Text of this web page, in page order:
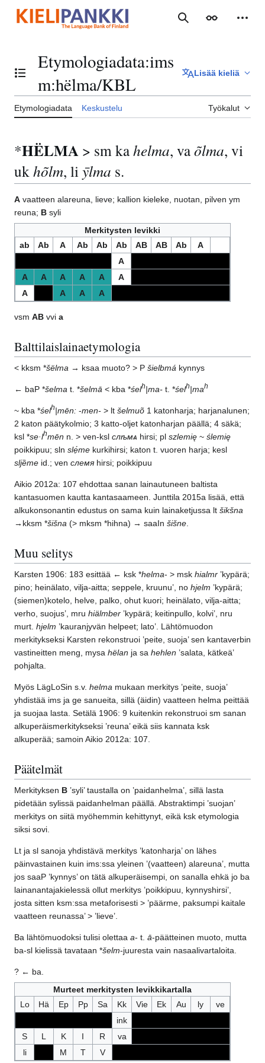
sisältöön
Haku Ulkoasu
Vaihda sisällysluettelo
Etymologiadata:ims
m:hëlma/KBL
Lisää kieliä
Etymologiadata Keskustelu Työkalut
*HËLMA > sm kahelma, vaõlma, vi
uk hõlm, li ȳlma s.
A vaatteen alareuna, lieve; kallion kieleke, nuotan, pilven ym
reuna; B syli
Merkitysten levikki
ab
Ab A Ab Ab Ab AB AB Ab
A
A
A
A A A A
A
A
A A A
vsm AB vvi a
Balttilaislainaetymologia
< kksm *šëlma → ksaa muoto? > P šielbmá kynnys
← baP *šelma t. *šelmā < kba *śelh|ma- t. *śelh|mah
~ kba *śelh|mēn: -men- > lt šelmuõ 1 katonharja; harjanalunen;
2 katon päätykolmio; 3 katto-oljet katonharjan päällä; 4 säkä;
ksl *se·lhmēn n. > ven-ksl слѣмѧ hirsi; pl szlemię ~ ślemię
poikkipuu; sln slẹ́me kurkihirsi; katon t. vuoren harja; kesl
sljȅme id.; ven слемя hirsi; poikkipuu
Aikio 2012a: 107 ehdottaa sanan lainautuneen baltista
kantasuomen kautta kantasaameen. Junttila 2015a lisää, että
alkukonsonantin edustus on sama kuin lainaketjussa lt šikšna
→kksm *šišna (> mksm *hihna) → saaIn šišne
Muu selitys
Karsten 1906: 183 esittää ← ksk *helma- > msk hialmr ’kypärä;
pino; heinälato, vilja-aitta; seppele, kruunu’, no hjelm ’kypärä;
(siemen)kotelo, helve, palko, ohut kuori; heinälato, vilja-aitta;
verho, suojus’, mru hiälmber ’kypärä; keitinpullo, kolvi’, nru
murt. hjelm ’kauranjyvän helpeet; lato’. Lähtömuodon
merkitykseksi Karsten rekonstruoi ’peite, suoja’ sen kantaverbin
vastineitten meng, mysa hëlan ja sa hehlen ’salata, kätkeä’
pohjalta.
Myös LägLoSin s.v. helma mukaan merkitys ’peite, suoja’
yhdistää ims ja ge sanueita, sillä (äidin) vaatteen helma peittää
ja suojaa lasta. Setälä 1906: 9 kuitenkin rekonstruoi sm sanan
alkuperäismerkitykseksi ’reuna’ eikä siis kannata ksk
alkuperää; samoin Aikio 2012a: 107.
Päätelmät
Merkityksen B ’syli’ taustalla on ’paidanhelma’, sillä lasta
pidetään sylissä paidanhelman päällä. Abstraktimpi ’suojan’
merkitys on siitä myöhemmin kehittynyt, eikä ksk etymologia
siksi sovi.
Lt ja sl sanoja yhdistävä merkitys ’katonharja’ on lähes
päinvastainen kuin ims:ssa yleinen ’(vaatteen) alareuna’, mutta
jos saaP ’kynnys’ on tätä alkuperäisempi, on sanalla ehkä jo ba
lainanantajakielessä ollut merkitys ’poikkipuu, kynnyshirsi’,
josta sitten ksm:ssa metaforisesti > ’päärme, paksumpi kaitale
vaatteen reunassa’ > ’lieve’.
Ba lähtömuodoksi tulisi olettaa a- t. ā-päätteinen muoto, mutta
ba-sl kielissä tavataan *šelm-juuresta vain nasaalivartaloita.
? ← ba.
Murteet merkitysten levikkikartalla
Lo
Hä Ep Pp Sa Kk Vie Ek Au ly
ve
ink
S
L K I R
va
li
M T V